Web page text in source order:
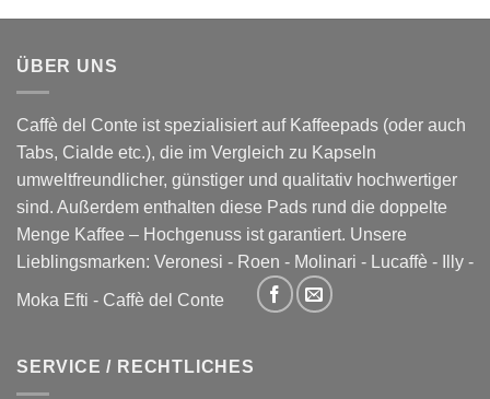
ÜBER UNS
Caffè del Conte ist spezialisiert auf Kaffeepads (oder auch
Tabs, Cialde etc.), die im Vergleich zu Kapseln
umweltfreundlicher, günstiger und qualitativ hochwertiger
sind. Außerdem enthalten diese Pads rund die doppelte
Menge Kaffee – Hochgenuss ist garantiert. Unsere
Lieblingsmarken: Veronesi - Roen - Molinari - Lucaffè - Illy -
Moka Efti - Caffè del Conte
SERVICE / RECHTLICHES